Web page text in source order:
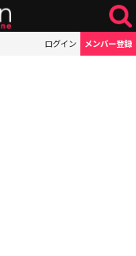
ログイン メンバー登録